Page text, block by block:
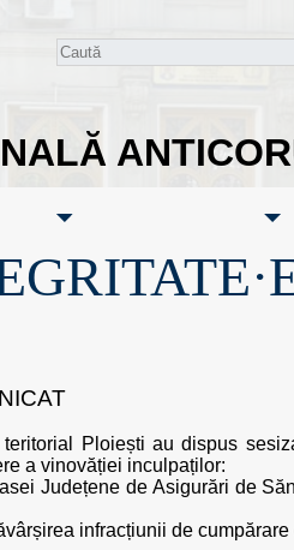
Ploiești au dispus
a vinovăției inculpaților:
Județene de Asigurări de
infracțiunii de cumpărare